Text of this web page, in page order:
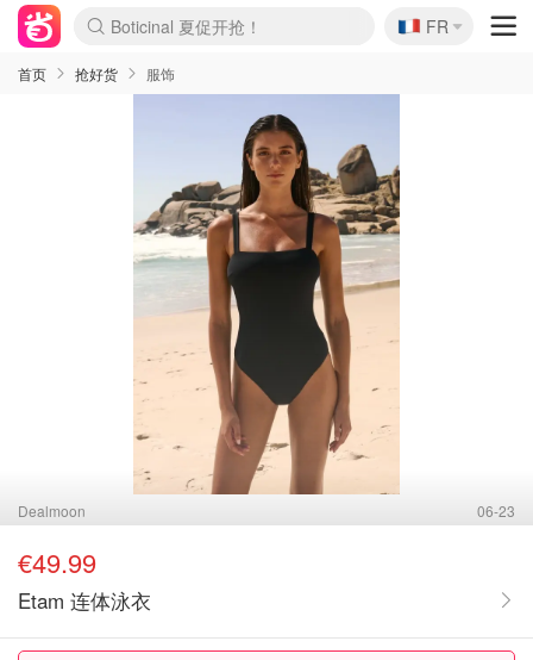
Boticinal 夏促开抢！
4折！lulu周四疯狂上新
还没结束！&OtherStories大促
Joybuy变相75折 随时失效
速领！Stanley独家85折
疑似霸哥！Camper额外叠85折
Zalando 奥莱闪促！每日更新
Moncler反季囤！5折起+叠9折
Coach Brooklyn仅€192
🇫🇷
FR
首页 抢好货 服饰
Dealmoon 06-23
€49.99
Etam 连体泳衣